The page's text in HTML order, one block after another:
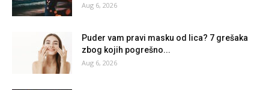
Aug 6, 2026
Puder vam pravi masku od lica? 7 grešaka
zbog kojih pogrešno...
Aug 6, 2026